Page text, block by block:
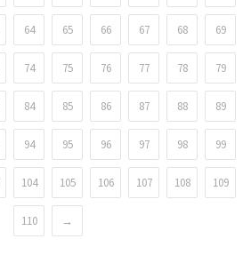
64 65 66 67 68 69
74 75 76 77 78 79
84 85 86 87 88 89
94 95 96 97 98 99
104 105 106 107 108 109
110 →